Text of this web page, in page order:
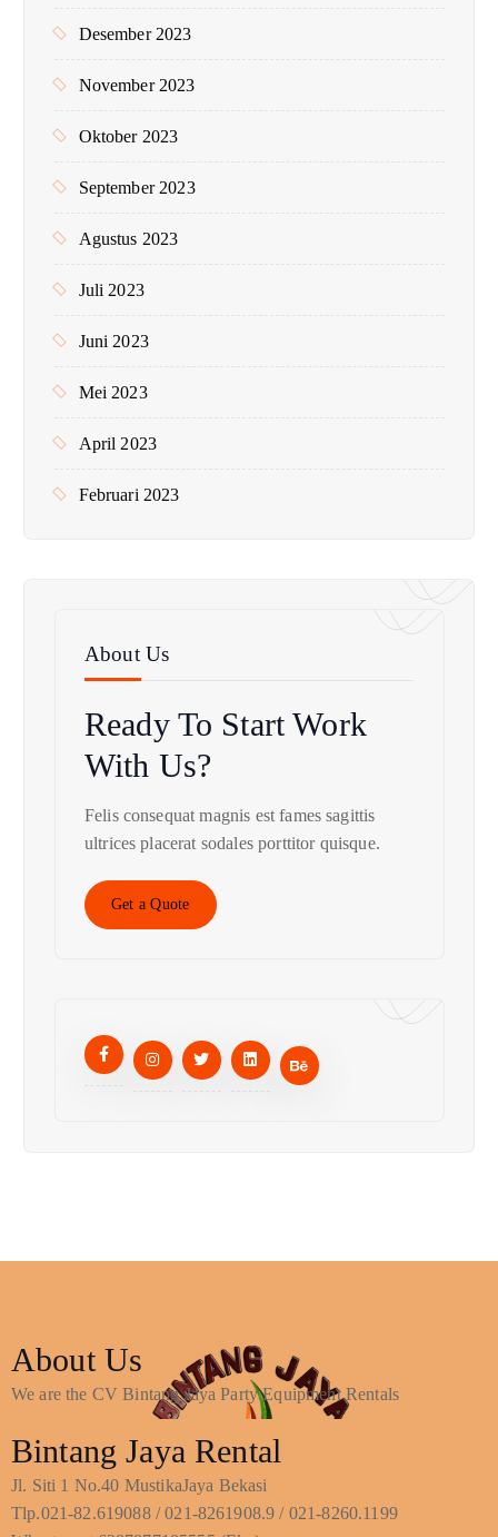
Desember 2023
November 2023
Oktober 2023
September 2023
Agustus 2023
Juli 2023
Juni 2023
Mei 2023
April 2023
Februari 2023
About Us
Ready To Start Work
With Us?
Felis consequat magnis est fames sagittis
ultrices placerat sodales porttitor quisque.
Get a Quote
About Us
We are the CV Bintang Jaya Party Equipment Rentals
Bintang Jaya Rental
Jl. Siti 1 No.40 MustikaJaya Bekasi
Tlp.021-82.619088 / 021-8261908.9 / 021-8260.1199